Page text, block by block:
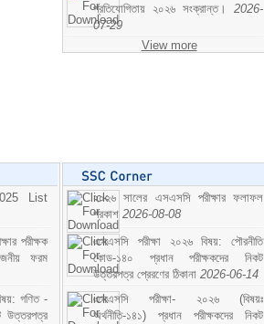
প্রতিযোগিতায় ২০২৬ সংক্রান্ত। 2026-
07-29
View more
List
পরীক্ষক
ফরম
গণিত -
উত্তরপত্র
২০২৬ সালের এসএসসি পরীক্ষার ফলাফল
প্রকাশ 2026-08-08
এসএসসি পরীক্ষা ২০২৬ বিষয়: পৌরনীতি
কোড-১৪০ প্রধান পরীক্ষকদের নিকট
উত্তরপত্র প্রেরণের ঠিকানা 2026-06-14
এসএসসি পরীক্ষা- ২০২৬ (বিষয়ঃ
অর্থনীতি-১৪১) প্রধান পরীক্ষকদের নিকট